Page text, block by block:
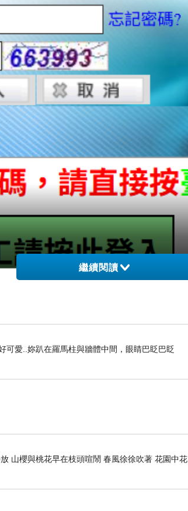
繼續閱讀
可愛..妳趴在羅馬柱與牆體中間，眼睛巴眨巴眨
山櫻與桃花早在枝頭喧鬧 春風徐徐吹著 花園中花